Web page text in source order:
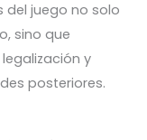
del juego no solo
sino que
y
posteriores.